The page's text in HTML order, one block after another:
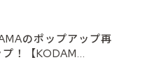
のポップアップ再
！【KODAM...